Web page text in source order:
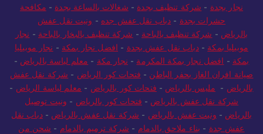
نجار بجدة - شركة تنظيف بجدة - شغالات بالساعة بجدة - مكافحة
حشرات بجدة - دباب نقل عفش جده - ونيت نقل عفش
بالرياض - شركة تنظيف بالباحة - شركة تنظيف بالبخار بالباحة - نجار
موبيليا بمكة -دباب نقل عفش بجدة - افضل نجار بمكة - نجار موبيليا
بمكة - افضل نجار بمكة المكرمة - نجار مكة - معلم لياسة بالرياض -
صيانة افران الغاز بحفر الباطن - فتحات كور الرياض - شركة نقل عفش
بالرياض - مليس بالرياض - فتحات كور بالرياض - معلم لياسة الرياض -
شركة نقل عفش بالرياض - فتحات كور بالرياض - ونيت توصيل
بالرياض - ونيت عفش بالرياض - شركة نقل عفش بالرياض -دباب نقل
عفش جدة - بناء ملاحق بالدمام - شركة ترميم بالدمام - شحن من